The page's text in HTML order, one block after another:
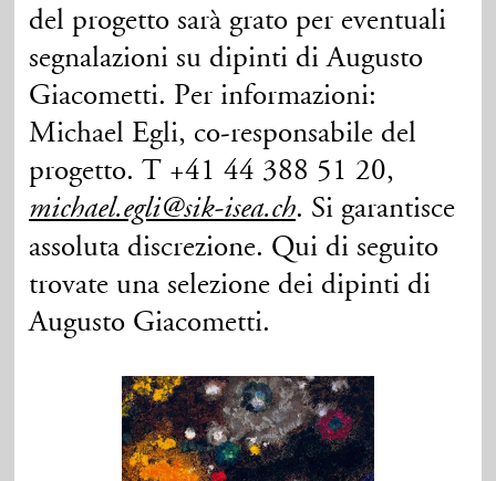
del progetto sarà grato per eventuali
segnalazioni su dipinti di Augusto
Giacometti. Per informazioni:
Michael Egli, co-responsabile del
progetto. T +41 44 388 51 20,
michael.egli@sik-isea.ch. Si garantisce
assoluta discrezione. Qui di seguito
trovate una selezione dei dipinti di
Augusto Giacometti.